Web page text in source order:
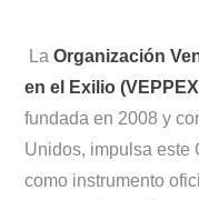
La Organización
en el Exilio
fundada en 2008 y
Unidos, impulsa este
como instrumento